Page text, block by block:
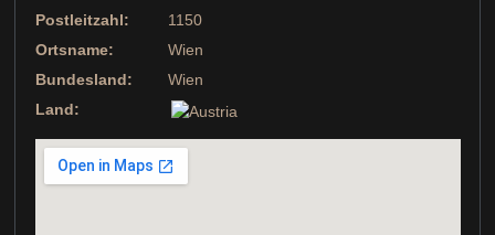
Postleitzahl:
1150
Ortsname:
Wien
Bundesland:
Wien
Land: